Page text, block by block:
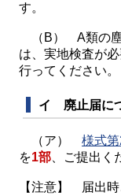
す。
（B） A類の塵
は、実地検査が
行ってください
イ 廃止届に
（ア） 様式
を1部 、ご提出く
【注意】 届出時